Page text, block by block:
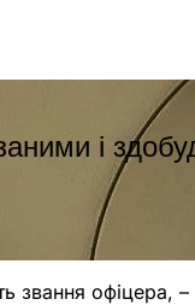
і
звання офіцера,